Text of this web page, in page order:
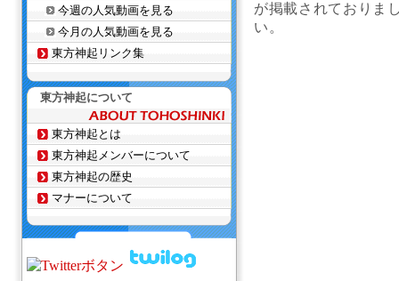
が掲載されておりま
い。
今週の人気動画を見る
今月の人気動画を見る
東方神起リンク集
東方神起について
東方神起とは
東方神起メンバーについて
東方神起の歴史
マナーについて